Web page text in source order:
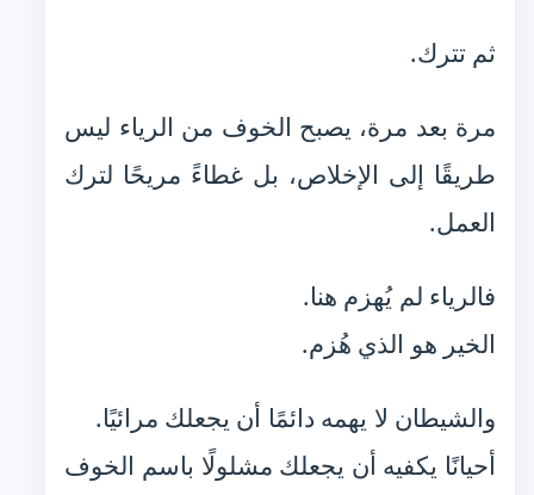
ثم تترك.
مرة بعد مرة، يصبح الخوف من الرياء ليس
طريقًا إلى الإخلاص، بل غطاءً مريحًا لترك
العمل.
فالرياء لم يُهزم هنا.
الخير هو الذي هُزم.
والشيطان لا يهمه دائمًا أن يجعلك مرائيًا.
أحيانًا يكفيه أن يجعلك مشلولًا باسم الخوف